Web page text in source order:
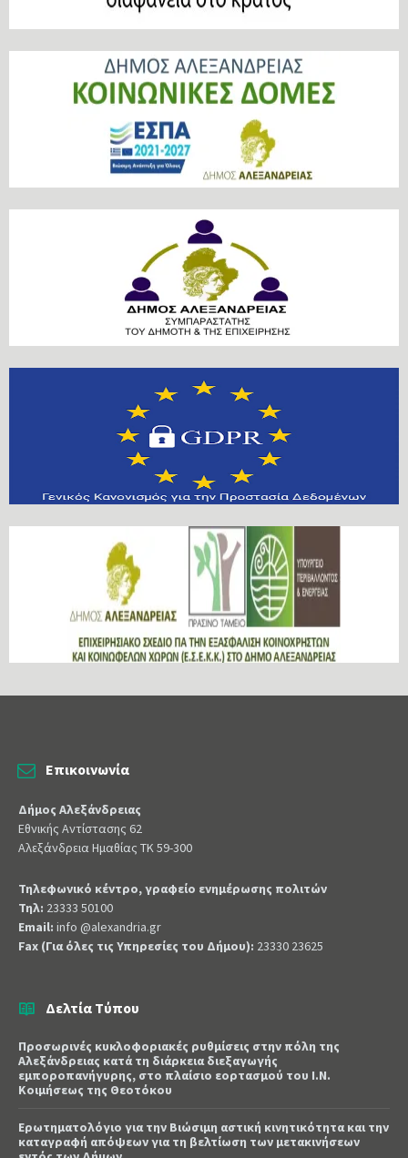
Επικοινωνία
Δήμος Αλεξάνδρειας
Εθνικής Αντίστασης 62
Αλεξάνδρεια Ημαθίας ΤΚ 59-300
Τηλεφωνικό κέντρο, γραφείο ενημέρωσης πολιτών
Τηλ: 23333 50100
Email: info @alexandria.gr
Fax (Για όλες τις Υπηρεσίες του Δήμου): 23330 23625
Δελτία Τύπου
Προσωρινές κυκλοφοριακές ρυθμίσεις στην πόλη της
Αλεξάνδρειας κατά τη διάρκεια διεξαγωγής
εμποροπανήγυρης, στο πλαίσιο εορτασμού του Ι.Ν.
Κοιμήσεως της Θεοτόκου
Ερωτηματολόγιο για την Βιώσιμη αστική κινητικότητα και την
καταγραφή απόψεων για τη βελτίωση των μετακινήσεων